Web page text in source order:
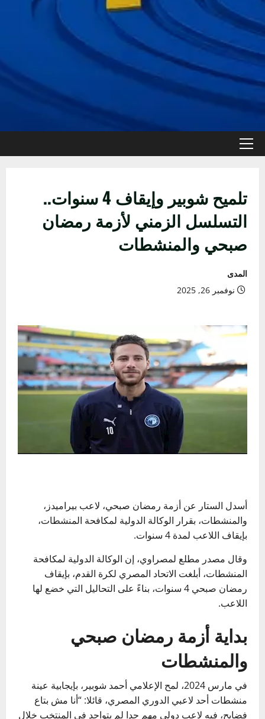
القائمة
تلميح شوبير وإيقاف 4 سنوات..
التسلسل الزمني لأزمة رمضان
صبحي والمنشطات
المدى
نوفمبر 26, 2025
أسدل الستار عن أزمة رمضان صبحي، لاعب بيراميدز،
والمنشطات، بقرار الوكالة الدولية لمكافحة المنشطات،
بإيقاف اللاعب لمدة 4 سنوات.
وقال مصدر مطلع لمصراوي، إن الوكالة الدولية لمكافحة
المنشطات، أبلغت الاتحاد المصري لكرة القدم، بإيقاف
رمضان صبحي 4 سنوات، بناءً على التحاليل التي خضع لها
اللاعب.
بداية أزمة رمضان صبحي
والمنشطات
في مارس 2024، لمح الإعلامي أحمد شوبير، بإيجابية عينة
منشطات أحد لاعبي الدوري المصري، قائلا: “أنا مش بتاع
فضايح، فيه لاعب دولي مهم جدا لم يتواجد في المنتخب خلال